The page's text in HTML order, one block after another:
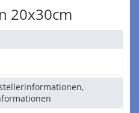
20x30cm